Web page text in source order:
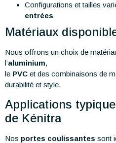
Configurations et tailles
entrées
Matériaux
Nous offrons un choix de
l’aluminium,
le PVC et des combinaisons de
durabilité et style.
Applications
de Kénitra
Nos portes coulissantes sont